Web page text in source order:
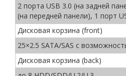
2 порта USB 3.0 (на задней
(на передней панели), 1 порт
Дисковая корзина (front)
25×2.5 SATA/SAS c
Дисковая корзина (back)